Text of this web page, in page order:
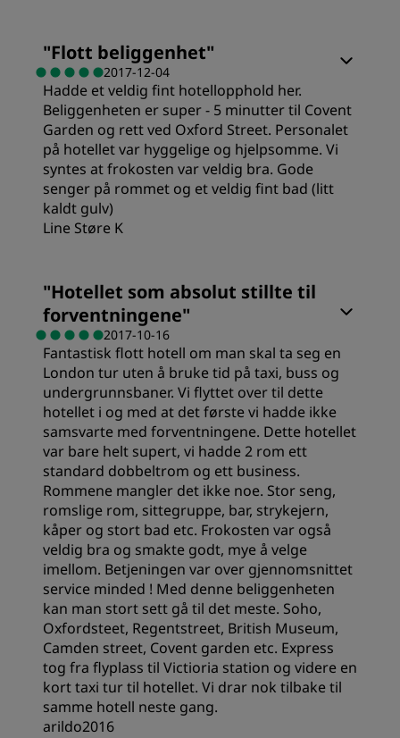
"Flott beliggenhet"
2017-12-04
Hadde et veldig fint hotellopphold her.
Beliggenheten er super - 5 minutter til Covent
Garden og rett ved Oxford Street. Personalet
på hotellet var hyggelige og hjelpsomme. Vi
syntes at frokosten var veldig bra. Gode
senger på rommet og et veldig fint bad (litt
kaldt gulv)
Line Støre K
Verdi
Sovekvalitet
Sted
Renslighet
Service
"Hotellet som absolut stillte til
forventningene"
2017-10-16
Fantastisk flott hotell om man skal ta seg en
London tur uten å bruke tid på taxi, buss og
undergrunnsbaner. Vi flyttet over til dette
hotellet i og med at det første vi hadde ikke
samsvarte med forventningene. Dette hotellet
var bare helt supert, vi hadde 2 rom ett
standard dobbeltrom og ett business.
Rommene mangler det ikke noe. Stor seng,
romslige rom, sittegruppe, bar, strykejern,
kåper og stort bad etc. Frokosten var også
veldig bra og smakte godt, mye å velge
imellom. Betjeningen var over gjennomsnittet
service minded ! Med denne beliggenheten
kan man stort sett gå til det meste. Soho,
Oxfordsteet, Regentstreet, British Museum,
Camden street, Covent garden etc. Express
tog fra flyplass til Victioria station og videre en
kort taxi tur til hotellet. Vi drar nok tilbake til
samme hotell neste gang.
arildo2016